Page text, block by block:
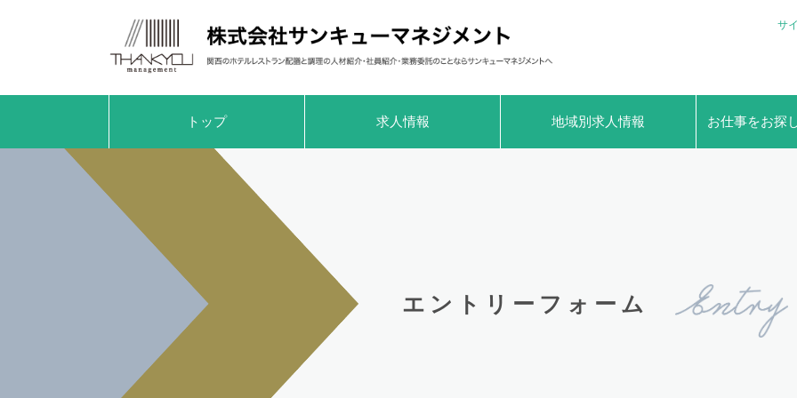
サ
トップ 求人情報 地域別求人情報 お仕事をお探
エントリーフォーム